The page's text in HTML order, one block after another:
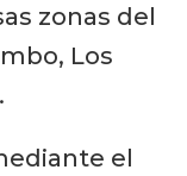
zonas del
Los
el